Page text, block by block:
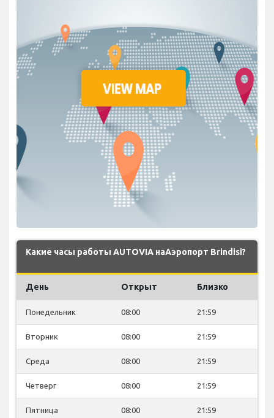
Какие часы работы AUTOVIA наАэропорт Brindisi?
День Открыт Близко
Понедельник 08:00 21:59
Вторник 08:00 21:59
Среда 08:00 21:59
Четверг 08:00 21:59
Пятница 08:00 21:59